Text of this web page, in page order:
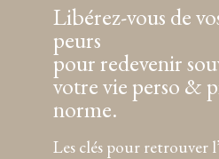
Libérez-vous de
peurs
pour redevenir
votre vie perso &
norme.
Les clés pour retrouver